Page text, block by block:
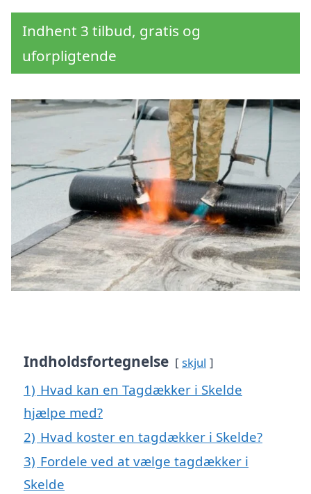
Indhent 3 tilbud, gratis og
uforpligtende
Indholdsfortegnelse skjul
1) Hvad kan en Tagdækker i Skelde
hjælpe med?
2) Hvad koster en tagdækker i Skelde?
3) Fordele ved at vælge tagdækker i
Skelde